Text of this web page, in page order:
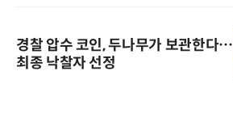
경찰 압수 코인, 두나무가 보관한다…
최종 낙찰자 선정